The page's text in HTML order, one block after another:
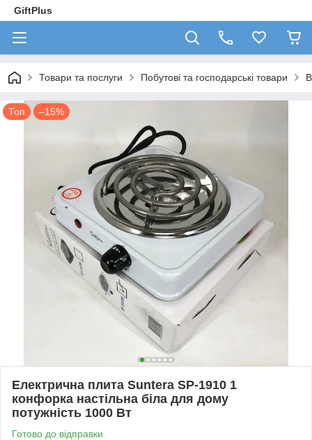
GiftPlus
Товари та послуги Побутові та господарські товари
Топ –15%
Електрична плита Suntera SP-1910 1
конфорка настільна біла для дому
потужність 1000 Вт
Готово до відправки